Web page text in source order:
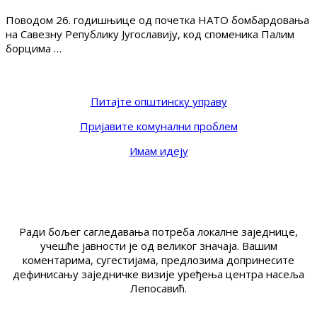
Поводом 26. годишњице од почетка НАТО бомбардовања
на Савезну Републику Југославију, код споменика Палим
борцима …
Питајте општинску управу
Пријавите комунални проблем
Имам идеју
Ради бољег сагледавања потреба локалне заједнице,
учешће јавности је од великог значаја. Вашим
коментарима, сугестијама, предлозима допринесите
дефинисању заједничке визије уређења центра насеља
Лепосавић.